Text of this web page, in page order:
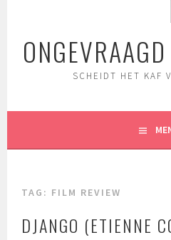
inhoud
SCHEIDT HET KAF
TAG: FILM REVIEW
DJANGO (ETIENNE